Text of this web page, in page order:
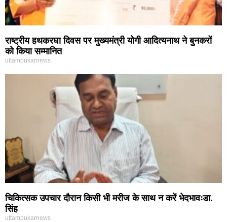
राष्ट्रीय हथकरघा दिवस पर मुख्यमंत्री योगी आदित्यनाथ ने बुनकरों
को किया सम्मानित
uttampukarnews
चिकित्सक उपचार दौरान किसी भी मरीज के साथ न करें भेदभावःडा.
सिंह
uttampukarnews